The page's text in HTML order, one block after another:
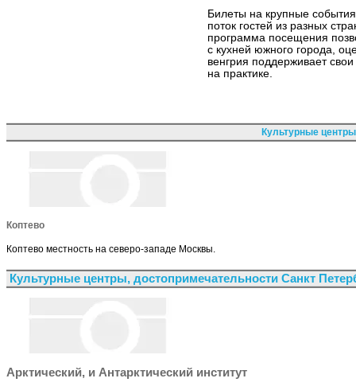
Билеты на крупные события
поток гостей из разных
программа посещения
с кухней южного города,
венгрия поддерживает
на практике.
Культурные
Коптево
Коптево местность на северо-западе Москвы.
Культурные центры, достопримечательности Санкт
Арктический, и Антарктический институт